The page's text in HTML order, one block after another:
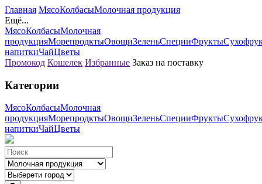
Главная МясоКолбасыМолочная продукция
Ещё...
МясоКолбасыМолочная
продукцияМорепродктыОвощиЗеленьСпецииФрукты
напиткиЧайЦветы
Промокод Кошелек Избранные Заказ на поставку
Категории
МясоКолбасыМолочная
продукцияМорепродктыОвощиЗеленьСпецииФрукты
напиткиЧайЦветы